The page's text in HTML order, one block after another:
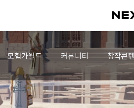
모험가월드 커뮤니티 창작콘